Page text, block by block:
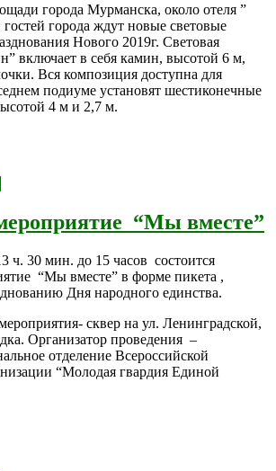
города Мурманска, около отеля ”
города ждут новые световые
Нового 2019г. Световая
включает в себя камин, высотой 6 м,
Вся композиция доступна для
подиуме установят шестиконечные
4 м и 2,7 м.
“Мы вместе”
ч. 30 мин. до 15 часов состоится
“Мы вместе” в форме пикета ,
Дня народного единства.
сквер на ул. Ленинградской,
Организатор проведения –
отделение Всероссийской
“Молодая гвардия Единой